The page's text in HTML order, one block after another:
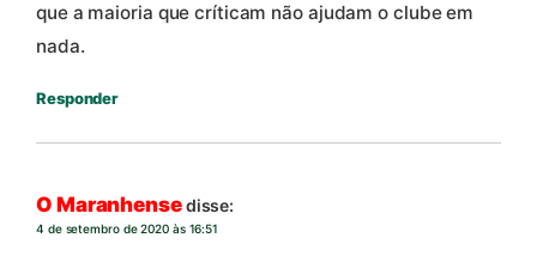
que a maioria que críticam não ajudam o clube em
nada.
Responder
O Maranhensedisse:
4 de setembro de 2020 às 16:51